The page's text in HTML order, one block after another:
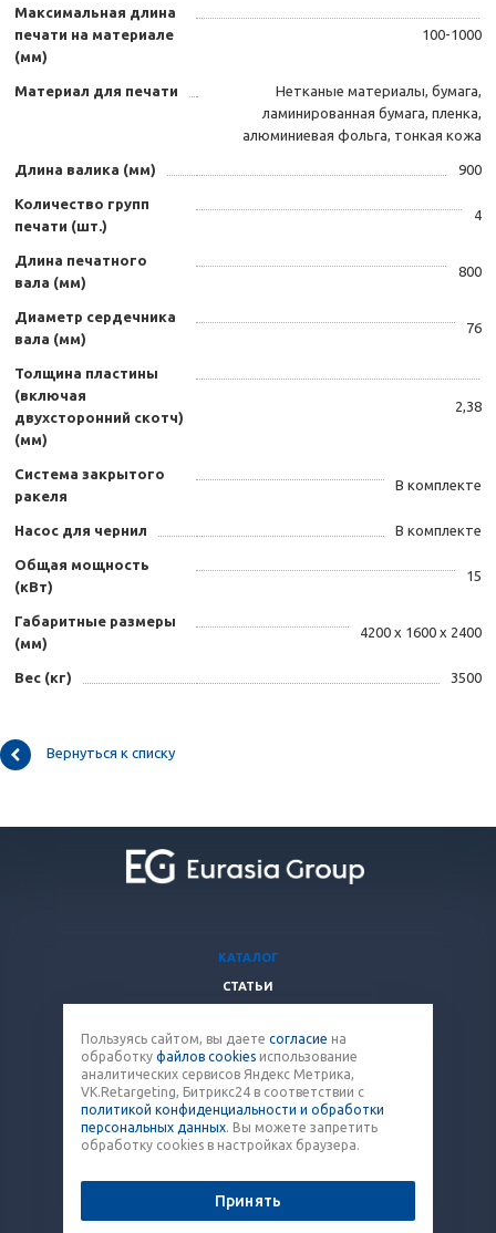
Максимальная длина
печати на материале
(мм)
100-1000
Материал для печати
Нетканые материалы, бумага,
ламинированная бумага, пленка,
алюминиевая фольга, тонкая кожа
Длина валика (мм) 900
Количество групп
печати (шт.)
4
Длина печатного
вала (мм)
800
Диаметр сердечника
вала (мм)
76
Толщина пластины
(включая
двухсторонний скотч)
(мм)
2,38
Система закрытого
ракеля
В комплекте
Насос для чернил В комплекте
Общая мощность
(кВт)
15
Габаритные размеры
(мм)
4200 х 1600 х 2400
Вес (кг) 3500
Вернуться к списку
© 2026 Все права защищены.
КАТАЛОГ
СТАТЬИ
КОМПАНИЯ
КОНТАКТЫ
8 (800) 707-12-53
paket@eq-mail.ru
Пользуясь сайтом, вы даете согласие на
обработку файлов cookies использование
аналитических сервисов Яндекс Метрика,
VK.Retargeting, Битрикс24 в соответствии с
политикой конфиденциальности и обработки
персональных данных. Вы можете запретить
обработку cookies в настройках браузера.
Принять